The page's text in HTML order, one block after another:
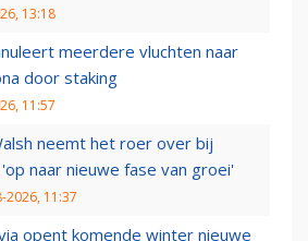
13:18
meerdere vluchten naar
door staking
11:57
neemt het roer over bij
'op naar nieuwe fase van groei'
2026, 11:37
opent komende winter nieuwe